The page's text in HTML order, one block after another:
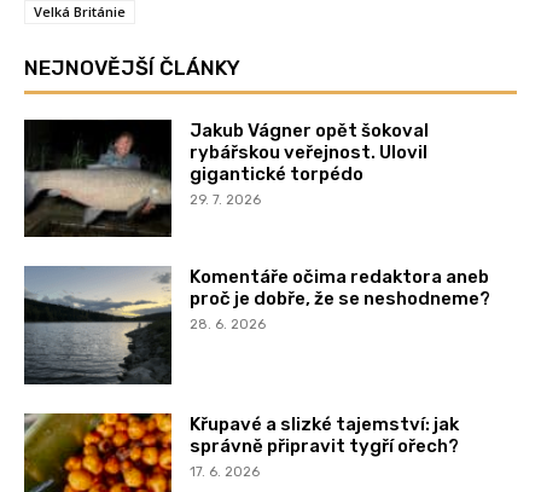
Velká Británie
NEJNOVĚJŠÍ ČLÁNKY
Jakub Vágner opět šokoval
rybářskou veřejnost. Ulovil
gigantické torpédo
29. 7. 2026
Komentáře očima redaktora aneb
proč je dobře, že se neshodneme?
28. 6. 2026
Křupavé a slizké tajemství: jak
správně připravit tygří ořech?
17. 6. 2026